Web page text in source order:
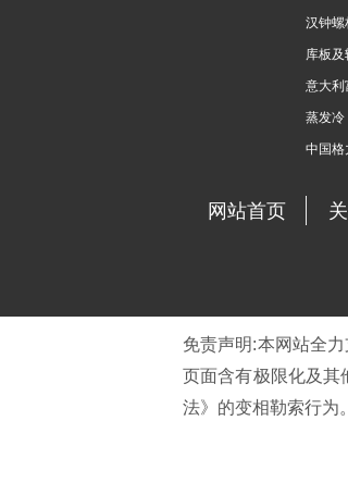
汉钟螺
库板及
意大利
蒸发冷
中国格
网站首页
免责声明:本网站全
页面含有极限化及其
法》的变相勒索行为